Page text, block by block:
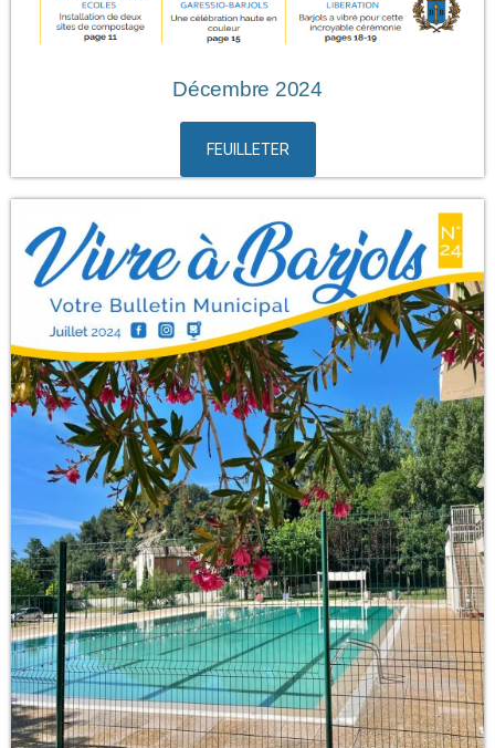
Décembre 2024
FEUILLETER
L'assistant IA de la Mairie vous répond
ValerIA ne peut vous répondre sur les incendies en
cours
Barjols : 23°C
Demain : 21°C / 37°C · pluie 0%
Bonjour, je suis votre assistant, comment puis-je vous
aider ?